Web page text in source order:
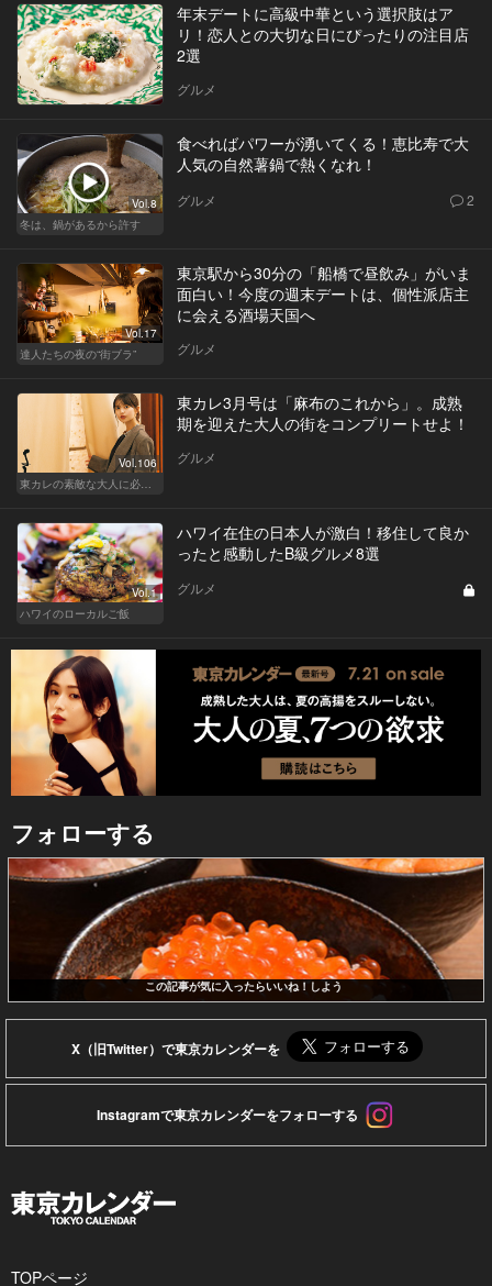
年末デートに高級中華という選択肢はア
リ！恋人との大切な日にぴったりの注目店
2選
グルメ
Vol.8
冬は、鍋があるから許す
食べればパワーが湧いてくる！恵比寿で大
人気の自然薯鍋で熱くなれ！
グルメ 2
Vol.17
達人たちの夜の“街ブラ”
東京駅から30分の「船橋で昼飲み」がいま
面白い！今度の週末デートは、個性派店主
に会える酒場天国へ
グルメ
Vol.106
東カレ3月号は「麻布のこれから」。成熟
期を迎えた大人の街をコンプリートせよ！
グルメ
Vol.1
ハワイのローカルご飯
ハワイ在住の日本人が激白！移住して良か
ったと感動したB級グルメ8選
グルメ
フォローする
この記事が気に入ったらいいね！しよう
X（旧Twitter）で東京カレンダーを
Instagramで東京カレンダーをフォローする
TOPページ